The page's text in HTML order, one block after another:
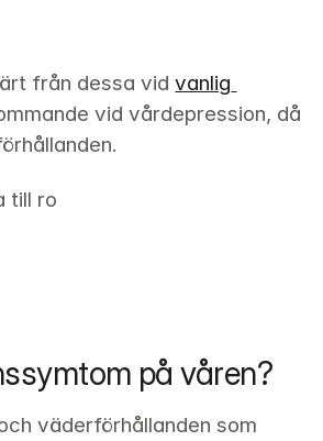
från dessa vid vanlig
vid vårdepression, då
till ro
på våren?
väderförhållanden som